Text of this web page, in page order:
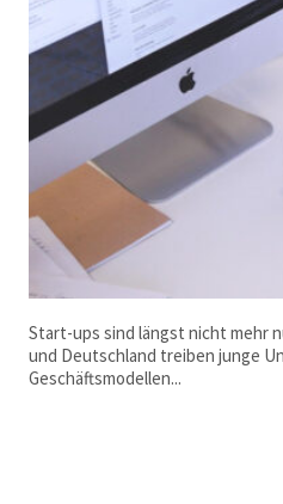
Start-ups sind längst nicht mehr
und Deutschland treiben junge
Geschäftsmodellen...